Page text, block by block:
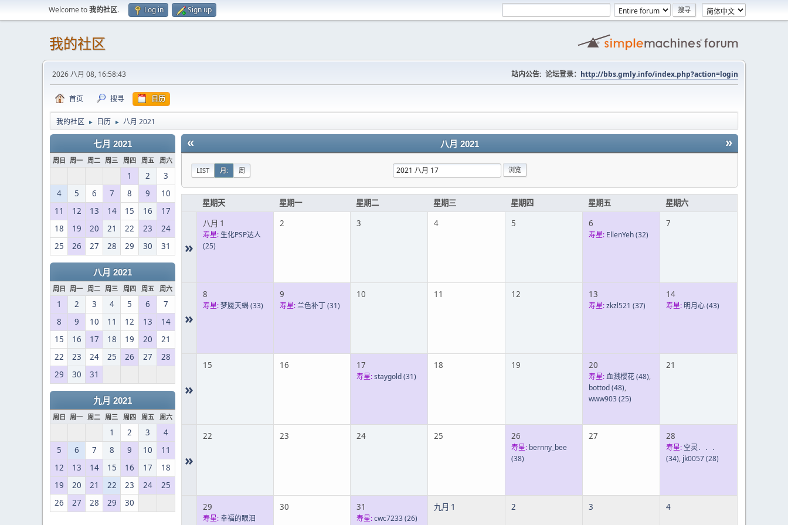
Welcome to我的社区. Log in Sign up
我的社区
2026 八月 08, 16:58:43 站内公告: 论坛登录： http://bbs.gmly.info/index.php?action=login
首页 搜寻 日历
我的社区 ► 日历 ► 八月 2021
七月 2021
周日 周一 周二 周三 周四 周五 周六
1 2
3
4
5 6 7 8 9
10
11
12 13 14 15 16
17
18
19 20 21 22 23
24
25
26 27 28 29 30 31
八月 2021
周日 周一 周二 周三 周四 周五 周六
1 2 3 4 5 6
7
8
9 10 11 12 13
14
15
16 17 18 19 20
21
22
23 24 25 26 27
28
29
30 31
九月 2021
周日 周一 周二 周三 周四 周五 周六
1 2 3
4
5
6 7 8 9 10
11
12
13 14 15 16 17
18
19
20 21 22 23 24
25
26
27 28 29 30
« »
八月 2021
LIST 月: 周
星期天 星期一 星期二 星期三 星期四 星期五 星期六
»
八月 1
寿星: 生化PSP达人
(25)
2 3 4 5 6
寿星: EllenYeh(32)
7
»
8
寿星:梦魇天蝎(33)
9
寿星:兰色补丁(31)
10 11 12 13
寿星:zkzl521 (37)
14
寿星: 明月心(43)
»
15 16 17
寿星:staygold(31)
18 19 20
寿星:血溅樱花(48),
bottod(48),
www903(25)
21
»
22 23 24 25 26
寿星: bernny_bee
(38)
27 28
寿星: 空灵．．．
(34), jk0057(28)
29
寿星:幸福的眼泪
30 31
寿星:cwc7233(26)
九月 1 2 3 4